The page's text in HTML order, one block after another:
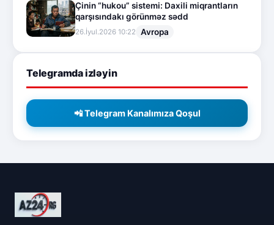
Çinin “hukou” sistemi: Daxili miqrantların
qarşısındakı görünməz sədd
26.İyul.2026 10:22 Avropa
Telegramda izləyin
📲 Telegram Kanalımıza Qoşul